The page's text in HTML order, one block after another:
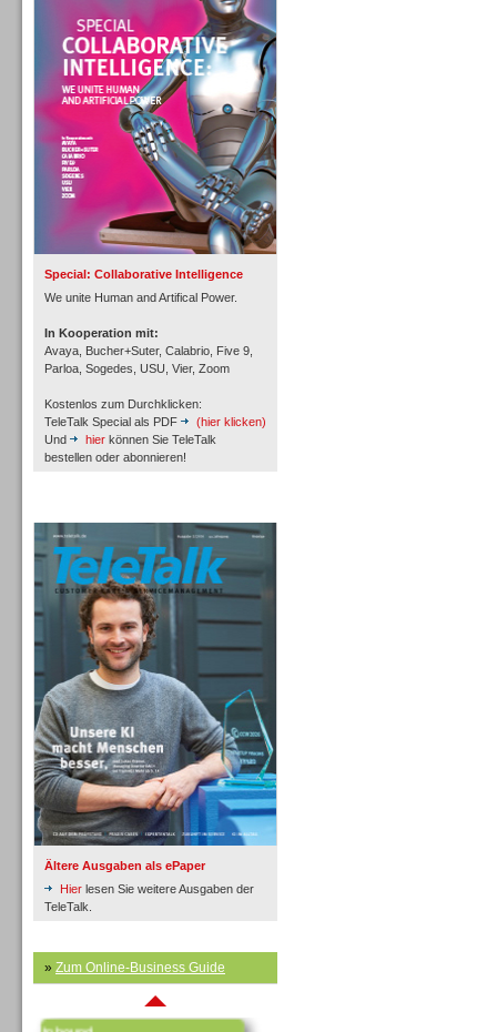
Special: Collaborative Intelligence
We unite Human and Artifical Power.
In Kooperation mit:
Avaya, Bucher+Suter, Calabrio, Five 9,
Parloa, Sogedes, USU, Vier, Zoom
Kostenlos zum Durchklicken:
TeleTalk Special als PDF
(hier klicken)
Und
hier können Sie TeleTalk
bestellen oder abonnieren!
Ältere Ausgaben als ePaper
Hier lesen Sie weitere Ausgaben der
TeleTalk.
» Zum Online-Business Guide
Personal
Inbound
Inbound